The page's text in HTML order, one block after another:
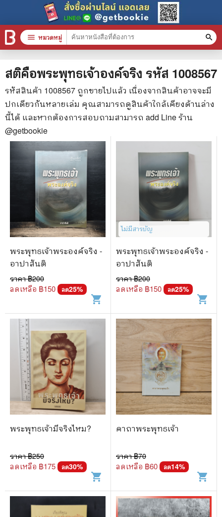
สติคือพระพุทธเจ้าองค์จริง รหัส 1008567
รหัสสินค้า 1008567 ถูกขายไปแล้ว เนื่องจากสินค้าอาจจะมี
ปกเดียวกันหลายเล่ม คุณสามารถดูสินค้าใกล้เคียงด้านล่าง
นี้ได้ และหากต้องการสอบถามสามารถ add Line ร้าน
@getbookie
พระพุทธเจ้าพระองค์จริง -
อาปาสันติ
ราคา ฿200
ลดเหลือ ฿150 ลด25%
shopping_cart
ไม่มีสารบัญ
พระพุทธเจ้าพระองค์จริง -
อาปาสันติ
ราคา ฿200
ลดเหลือ ฿150 ลด25%
shopping_cart
พระพุทธเจ้ามีจริงไหม?
ราคา ฿250
ลดเหลือ ฿175 ลด30%
shopping_cart
คาถาพระพุทธเจ้า
ราคา ฿70
ลดเหลือ ฿60 ลด14%
shopping_cart
menu หมวดหมู่ search
หมวดหมู่สินค้า clear
หนังสือทั้งหมด
stars สินค้าใช้เฉพาะแต้มเท่านั้น
📚 หนังสือทั่วไป
🦄 วรรณกรรม นิยาย เรื่องสั้น
🎓 การศึกษา
😼 หนังสือการ์ตูน
🐲 หนังสือเด็ก
🌎 International Books
🎲 Board Game